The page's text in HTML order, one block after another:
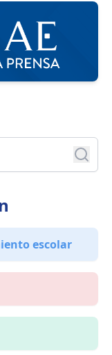
escolar